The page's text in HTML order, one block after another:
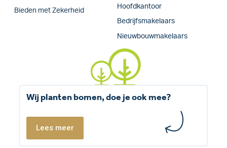
Bieden met Zekerheid
Hoofdkantoor
Bedrijfsmakelaars
Nieuwbouwmakelaars
Wij planten bomen, doe je ook mee?
Lees meer